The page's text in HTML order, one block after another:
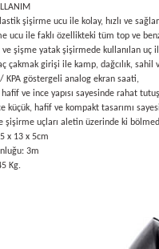
şişirme ucu ile kolay, hızlı ve
ucu ile faklı özellikteki tüm top ve
ve şişme yatak şişirmede kullanılan uç
çakmak girişi ile kamp, dağcılık,
KPA göstergeli analog ekran saati,
ve ince yapısı sayesinde rahat
küçük, hafif ve kompakt tasarımı
şişirme uçları aletin üzerinde ki
x 13 x 5cm
3m
Kg.